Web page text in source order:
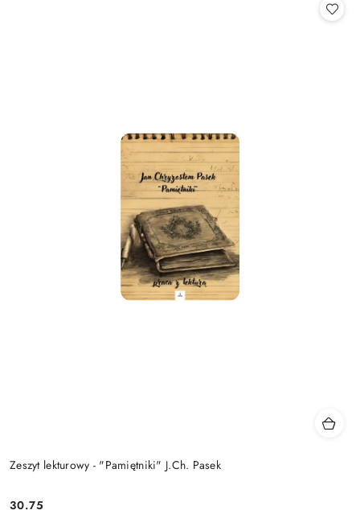
Zeszyt lekturowy - "Pamiętniki" J.Ch. Pasek
30.75